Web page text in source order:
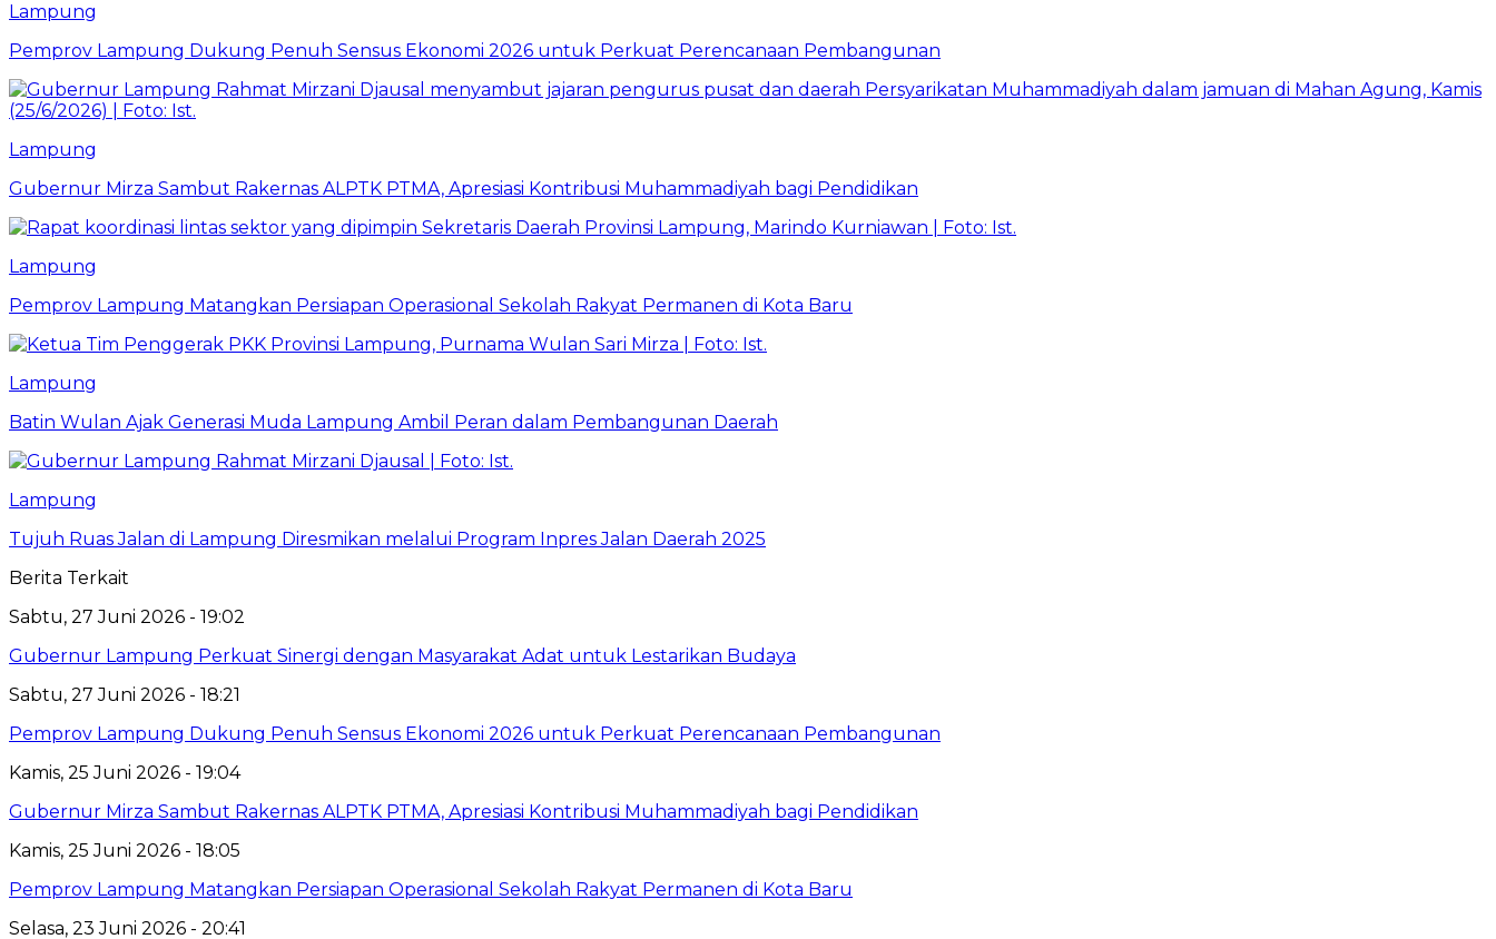
Lampung
Pemprov Lampung Dukung Penuh Sensus Ekonomi 2026 untuk Perkuat Perencanaan Pembangunan
Lampung
Gubernur Mirza Sambut Rakernas ALPTK PTMA, Apresiasi Kontribusi Muhammadiyah bagi Pendidikan
Lampung
Pemprov Lampung Matangkan Persiapan Operasional Sekolah Rakyat Permanen di Kota Baru
Lampung
Batin Wulan Ajak Generasi Muda Lampung Ambil Peran dalam Pembangunan Daerah
Lampung
Tujuh Ruas Jalan di Lampung Diresmikan melalui Program Inpres Jalan Daerah 2025
Berita Terkait
Sabtu, 27 Juni 2026 - 19:02
Gubernur Lampung Perkuat Sinergi dengan Masyarakat Adat untuk Lestarikan Budaya
Sabtu, 27 Juni 2026 - 18:21
Pemprov Lampung Dukung Penuh Sensus Ekonomi 2026 untuk Perkuat Perencanaan Pembangunan
Kamis, 25 Juni 2026 - 19:04
Gubernur Mirza Sambut Rakernas ALPTK PTMA, Apresiasi Kontribusi Muhammadiyah bagi Pendidikan
Kamis, 25 Juni 2026 - 18:05
Pemprov Lampung Matangkan Persiapan Operasional Sekolah Rakyat Permanen di Kota Baru
Selasa, 23 Juni 2026 - 20:41